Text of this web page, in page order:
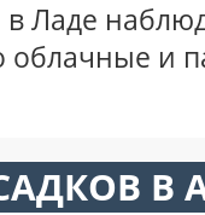
в Ладе
облачные и
В